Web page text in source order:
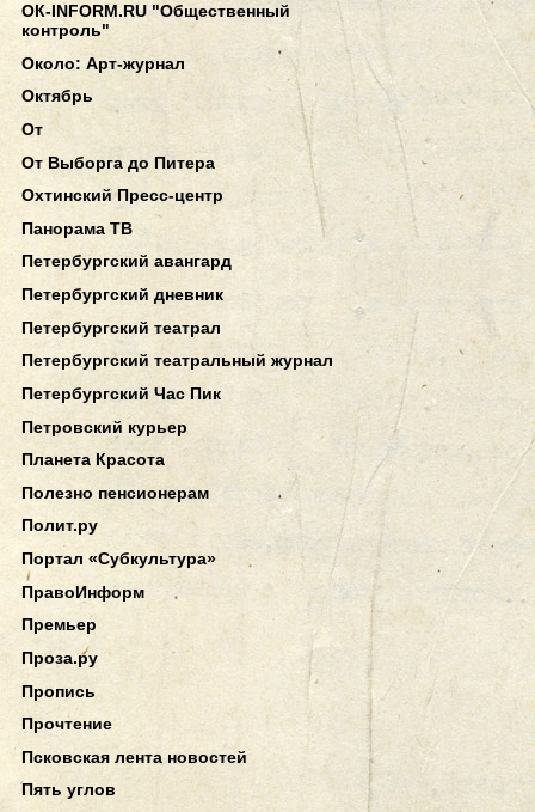
ОК-INFORM.RU "Общественный
контроль"
Около: Арт-журнал
Октябрь
От
От Выборга до Питера
Охтинский Пресс-центр
Панорама ТВ
Петербургский авангард
Петербургский дневник
Петербургский театрал
Петербургский театральный журнал
Петербургский Час Пик
Петровский курьер
Планета Красота
Полезно пенсионерам
Полит.ру
Портал «Субкультура»
ПравоИнформ
Премьер
Проза.ру
Пропись
Прочтение
Псковская лента новостей
Пять углов